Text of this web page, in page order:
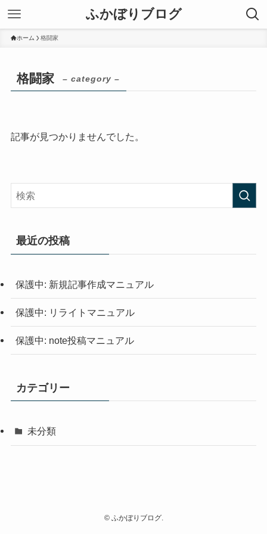
ふかぼりブログ
ホーム 格闘家
格闘家 – category –
記事が見つかりませんでした。
最近の投稿
保護中: 新規記事作成マニュアル
保護中: リライトマニュアル
保護中: note投稿マニュアル
カテゴリー
未分類
©ふかぼりブログ.